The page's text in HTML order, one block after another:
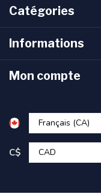
Catégories
Informations
Mon compte
C$